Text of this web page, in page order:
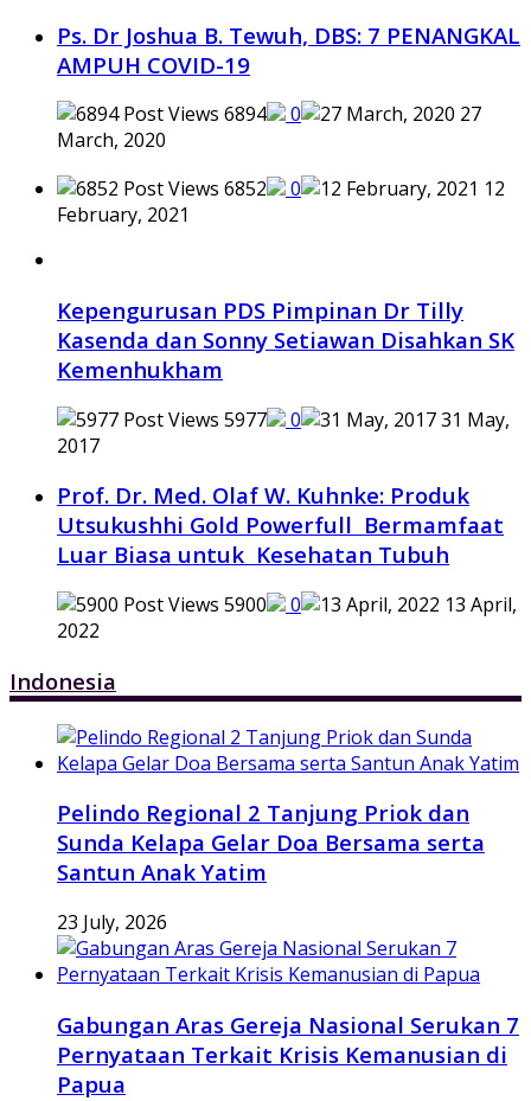
Ps. Dr Joshua B. Tewuh, DBS: 7 PENANGKAL
AMPUH COVID-19
6894 0
27
March, 2020
6852
0
12
February, 2021
Kepengurusan PDS Pimpinan Dr Tilly
Kasenda dan Sonny Setiawan Disahkan SK
Kemenhukham
5977 0
31 May,
2017
Prof. Dr. Med. Olaf W. Kuhnke: Produk
Utsukushhi Gold Powerfull Bermamfaat
Luar Biasa untuk Kesehatan Tubuh
5900 0
13 April,
2022
Indonesia
Pelindo Regional 2 Tanjung Priok dan
Sunda Kelapa Gelar Doa Bersama serta
Santun Anak Yatim
23 July, 2026
Gabungan Aras Gereja Nasional Serukan 7
Pernyataan Terkait Krisis Kemanusian di
Papua